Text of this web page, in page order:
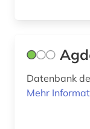
fernsehen (2)
fid asien (2)
Datenbank
Mehr